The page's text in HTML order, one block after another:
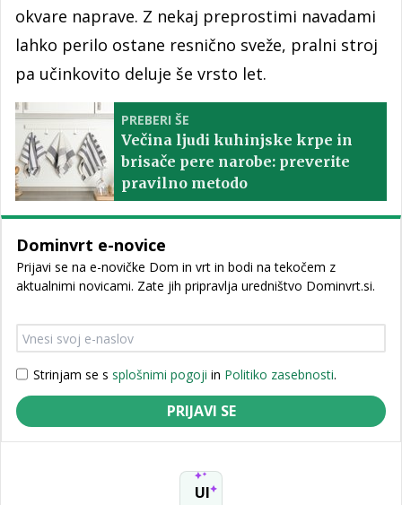
okvare naprave. Z nekaj preprostimi navadami
lahko perilo ostane resnično sveže, pralni stroj
pa učinkovito deluje še vrsto let.
PREBERI ŠE
Večina ljudi kuhinjske krpe in
brisače pere narobe: preverite
pravilno metodo
Dominvrt e-novice
Prijavi se na e-novičke Dom in vrt in bodi na tekočem z
aktualnimi novicami. Zate jih pripravlja uredništvo Dominvrt.si.
Strinjam se s splošnimi pogoji in Politiko zasebnosti.
PRIJAVI SE
UI